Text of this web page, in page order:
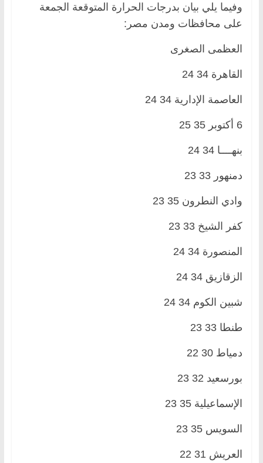
وفيما يلي بيان بدرجات الحرارة المتوقعة الجمعة
على محافظات ومدن مصر:
العظمى الصغرى
القاهرة 34 24
العاصمة الإدارية 34 24
6 أكتوبر 35 25
بنهــــا 34 24
دمنهور 33 23
وادي النطرون 35 23
كفر الشيخ 33 23
المنصورة 34 24
الزقازيق 34 24
شبين الكوم 34 24
طنطا 33 23
دمياط 30 22
بورسعيد 32 23
الإسماعيلية 35 23
السويس 35 23
العريش 31 22